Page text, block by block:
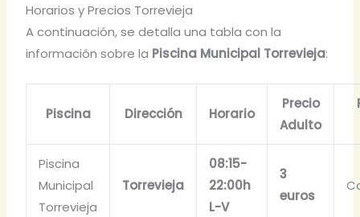
Horarios y Precios Torrevieja
A continuación, se detalla una tabla con la
información sobre la Piscina Municipal Torrevieja:
Piscina Dirección Horario
Precio
Adulto
Piscina
Municipal
Torrevieja
Torrevieja
08:15-
22:00h
L-V
3
euros